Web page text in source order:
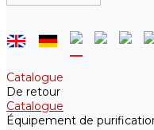
Catalogue
De retour
Catalogue
Équipement de